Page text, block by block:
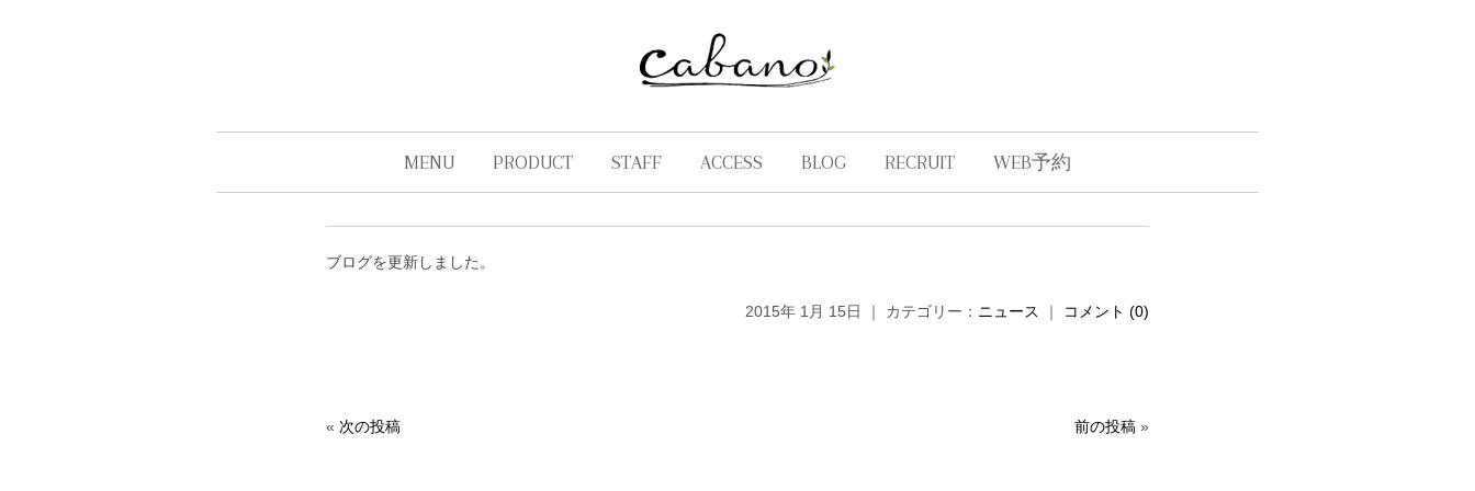
MENU PRODUCT STAFF ACCESS BLOG RECRUIT WEB予約
ブログを更新しました。
2015年 1月 15日 ｜ カテゴリー： ニュース ｜ コメント (0)
« 次の投稿 前の投稿 »